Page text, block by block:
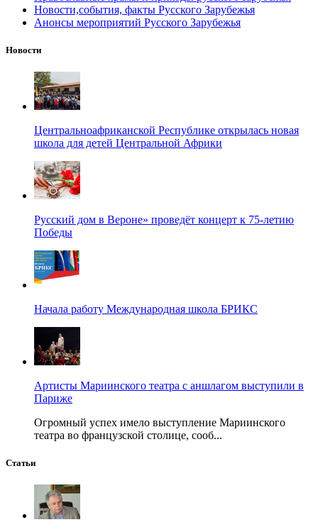
Новости,события, факты Русского Зарубежья
Анонсы мероприятий Русского Зарубежья
Новости
Центральноафриканской Республике открылась новая
школа для детей Центральной Африки
Русский дом в Вероне» проведёт концерт к 75-летию
Победы
Начала работу Международная школа БРИКС
Артисты Мариинского театра с аншлагом выступили в
Париже
Огромный успех имело выступление Мариинского
театра во французской столице, сооб...
Статьи